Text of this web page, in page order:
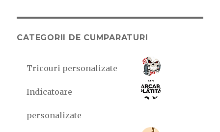
CATEGORII DE CUMPARATURI
Tricouri personalizate
Indicatoare
personalizate